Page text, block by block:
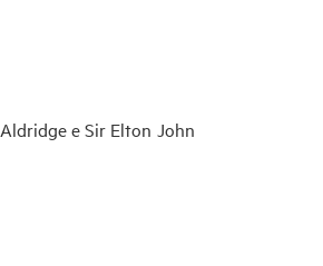
e Sir Elton John